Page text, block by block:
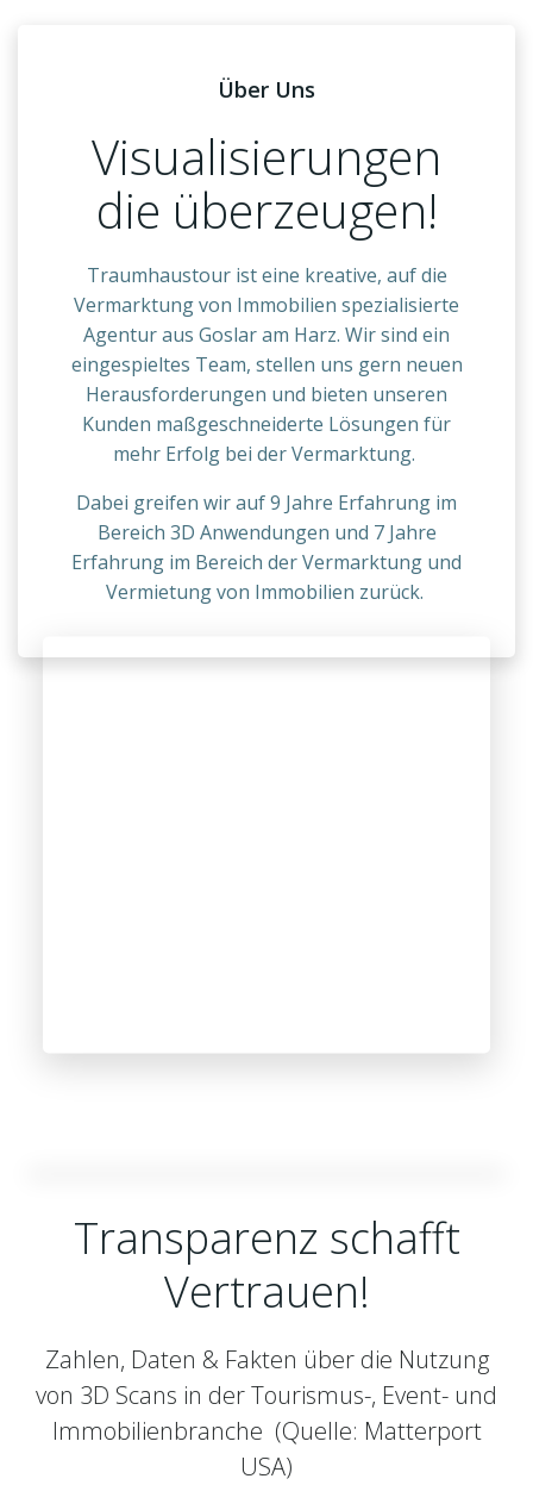
Über Uns
Visualisierungen
die überzeugen!
Traumhaustour ist eine kreative, auf die
Vermarktung von Immobilien spezialisierte
Agentur aus Goslar am Harz. Wir sind ein
eingespieltes Team, stellen uns gern neuen
Herausforderungen und bieten unseren
Kunden maßgeschneiderte Lösungen für
mehr Erfolg bei der Vermarktung.
Dabei greifen wir auf 9 Jahre Erfahrung im
Bereich 3D Anwendungen und 7 Jahre
Erfahrung im Bereich der Vermarktung und
Vermietung von Immobilien zurück.
Transparenz schafft
Vertrauen!
Zahlen, Daten & Fakten über die Nutzung
von 3D Scans in derTourismus-, Event- und
Immobilienbranche (Quelle: Matterport
USA)